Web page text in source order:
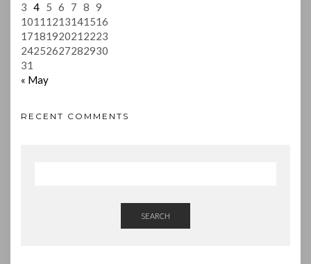
3 4 5 6 7 8 9
10111213141516
17181920212223
24252627282930
31
« May
RECENT COMMENTS
SEARCH